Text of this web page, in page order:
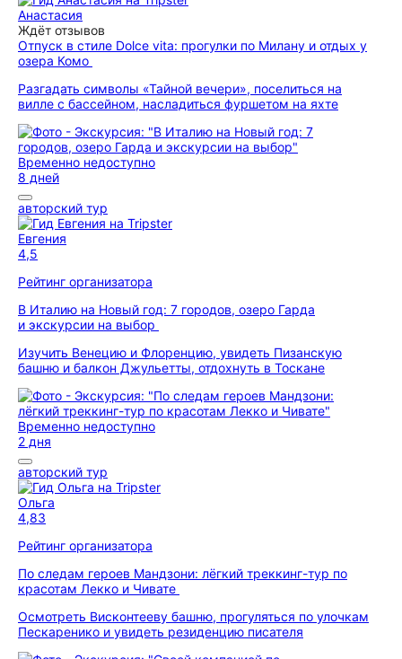
Анастасия
Ждёт отзывов
Отпуск в стиле Dolce vita: прогулки по Милану и отдых у
озера Комо
Разгадать символы «Тайной вечери», поселиться на
вилле с бассейном, насладиться фуршетом на яхте
Временно недоступно
8 дней
авторский тур
Евгения
4,5
Рейтинг организатора
В Италию на Новый год: 7 городов, озеро Гарда
и экскурсии на выбор
Изучить Венецию и Флоренцию, увидеть Пизанскую
башню и балкон Джульетты, отдохнуть в Тоскане
Временно недоступно
2 дня
авторский тур
Ольга
4,83
Рейтинг организатора
По следам героев Мандзони: лёгкий треккинг-тур по
красотам Лекко и Чивате
Осмотреть Висконтееву башню, прогуляться по улочкам
Пескаренико и увидеть резиденцию писателя